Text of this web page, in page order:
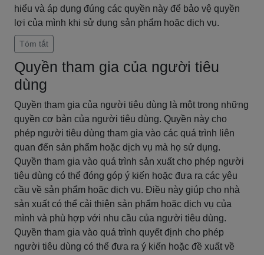
hiểu và áp dụng đúng các quyền này để bảo vệ quyền
lợi của mình khi sử dụng sản phẩm hoặc dịch vụ.
Tóm tắt
Quyền tham gia của người tiêu
dùng
Quyền tham gia của người tiêu dùng là một trong những
quyền cơ bản của người tiêu dùng. Quyền này cho
phép người tiêu dùng tham gia vào các quá trình liên
quan đến sản phẩm hoặc dịch vụ mà họ sử dụng.
Quyền tham gia vào quá trình sản xuất cho phép người
tiêu dùng có thể đóng góp ý kiến hoặc đưa ra các yêu
cầu về sản phẩm hoặc dịch vụ. Điều này giúp cho nhà
sản xuất có thể cải thiện sản phẩm hoặc dịch vụ của
mình và phù hợp với nhu cầu của người tiêu dùng.
Quyền tham gia vào quá trình quyết định cho phép
người tiêu dùng có thể đưa ra ý kiến hoặc đề xuất về